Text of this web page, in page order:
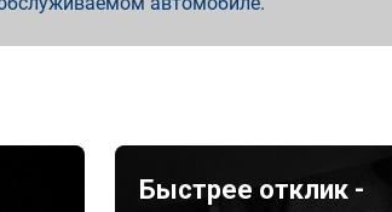
Быстрее отклик -